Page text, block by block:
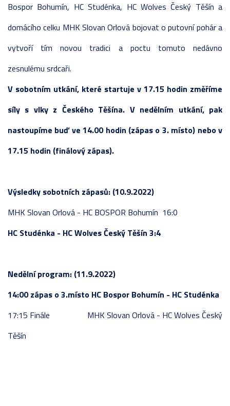
Bospor Bohumín, HC Studénka, HC Wolves Český Těšín a
domácího celku MHK Slovan Orlová bojovat o putovní pohár a
vytvoří tím novou tradici a poctu tomuto nedávno
zesnulému srdcaři.
V sobotním utkání, které startuje v 17.15 hodin změříme
síly s vlky z Českého Těšína. V nedělním utkání, pak
nastoupíme buď ve 14.00 hodin (zápas o 3. místo) nebo v
17.15 hodin (finálový zápas).
Výsledky sobotních zápasů: (10.9.2022)
MHK Slovan Orlová - HC BOSPOR Bohumín 16:0
HC Studénka - HC Wolves Český Těšín 3:4
Nedělní program: (11.9.2022)
14:00 zápas o 3.místo HC Bospor Bohumín - HC Studénka
17:15 Finále MHK Slovan Orlová - HC Wolves Český
Těšín